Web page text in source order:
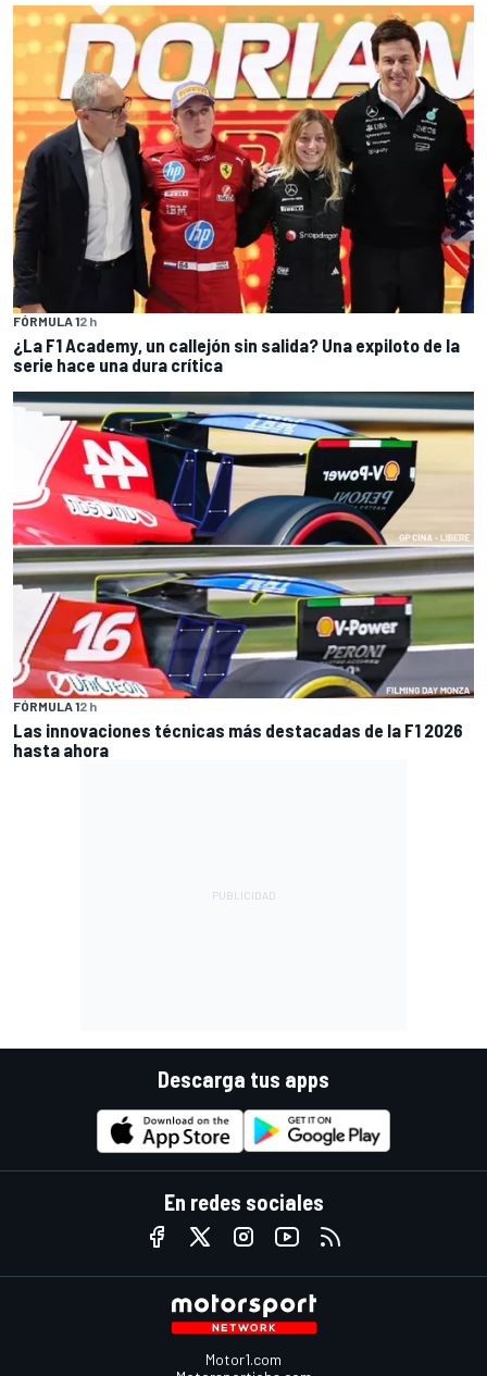
FÓRMULA 12 h
¿La F1 Academy, un callejón sin salida? Una expiloto de la
serie hace una dura crítica
FÓRMULA 12 h
Las innovaciones técnicas más destacadas de la F1 2026
hasta ahora
Descarga tus apps
En redes sociales
Motor1.com